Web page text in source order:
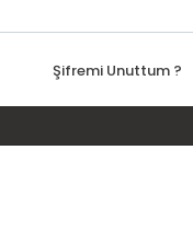
Şifremi Unuttum ?